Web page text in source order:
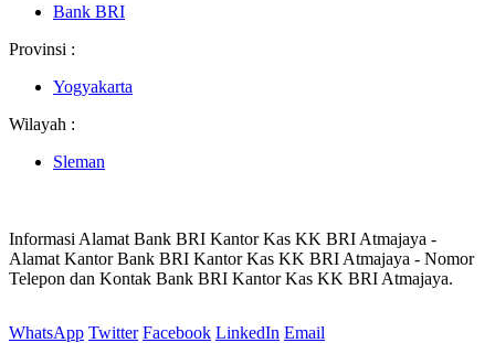
Bank BRI
Provinsi :
Yogyakarta
Wilayah :
Sleman
Informasi Alamat Bank BRI Kantor Kas KK BRI Atmajaya -
Alamat Kantor Bank BRI Kantor Kas KK BRI Atmajaya - Nomor
Telepon dan Kontak Bank BRI Kantor Kas KK BRI Atmajaya.
WhatsApp Twitter Facebook LinkedIn Email